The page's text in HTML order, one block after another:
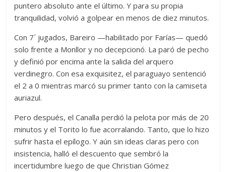
puntero absoluto ante el último. Y para su propia
tranquilidad, volvió a golpear en menos de diez minutos.
Con 7´ jugados, Bareiro —habilitado por Farías— quedó
solo frente a Monllor y no decepcionó. La paró de pecho
y definió por encima ante la salida del arquero
verdinegro. Con esa exquisitez, el paraguayo sentenció
el 2 a 0 mientras marcó su primer tanto con la camiseta
auriazul.
Pero después, el Canalla perdió la pelota por más de 20
minutos y el Torito lo fue acorralando. Tanto, que lo hizo
sufrir hasta el epílogo. Y aún sin ideas claras pero con
insistencia, halló el descuento que sembró la
incertidumbre luego de que Christian Gómez